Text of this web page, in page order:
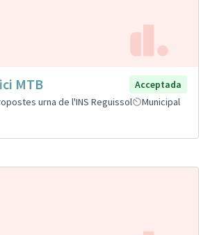
MTB
Acceptada
urna de l'INS Reguissol
Municipal